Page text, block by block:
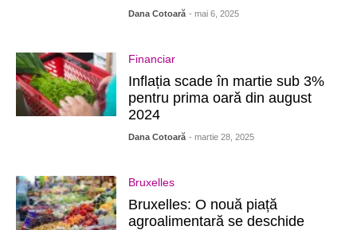
Dana Cotoară - mai 6, 2025
Financiar
Inflația scade în martie sub 3%
pentru prima oară din august
2024
Dana Cotoară - martie 28, 2025
Bruxelles
Bruxelles: O nouă piață
agroalimentară se deschide